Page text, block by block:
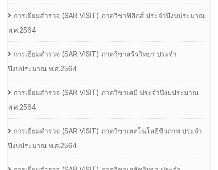
การเยี่ยมสํารวจ (SAR VISIT) ภาควิชาฟิสิกส์ ประจําปีงบประมาณ
พ.ศ.2564
การเยี่ยมสํารวจ (SAR VISIT) ภาควิชาสรีรวิทยา ประจํา
ปีงบประมาณ พ.ศ.2564
การเยี่ยมสํารวจ (SAR VISIT) ภาควิชาเคมี ประจําปีงบประมาณ
พ.ศ.2564
การเยี่ยมสํารวจ (SAR VISIT) ภาควิชาเทคโนโลยีชีวภาพ ประจํา
ปีงบประมาณ พ.ศ.2564